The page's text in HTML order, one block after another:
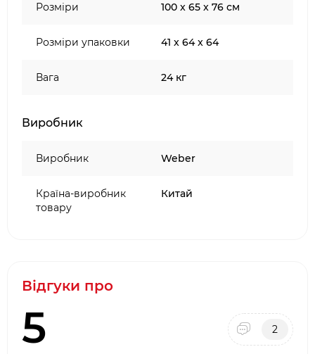
Розміри 100 x 65 x 76 см
Розміри упаковки 41 x 64 x 64
Вага 24 кг
Виробник
Виробник Weber
Країна-виробник
товару
Китай
Відгуки про
5 2